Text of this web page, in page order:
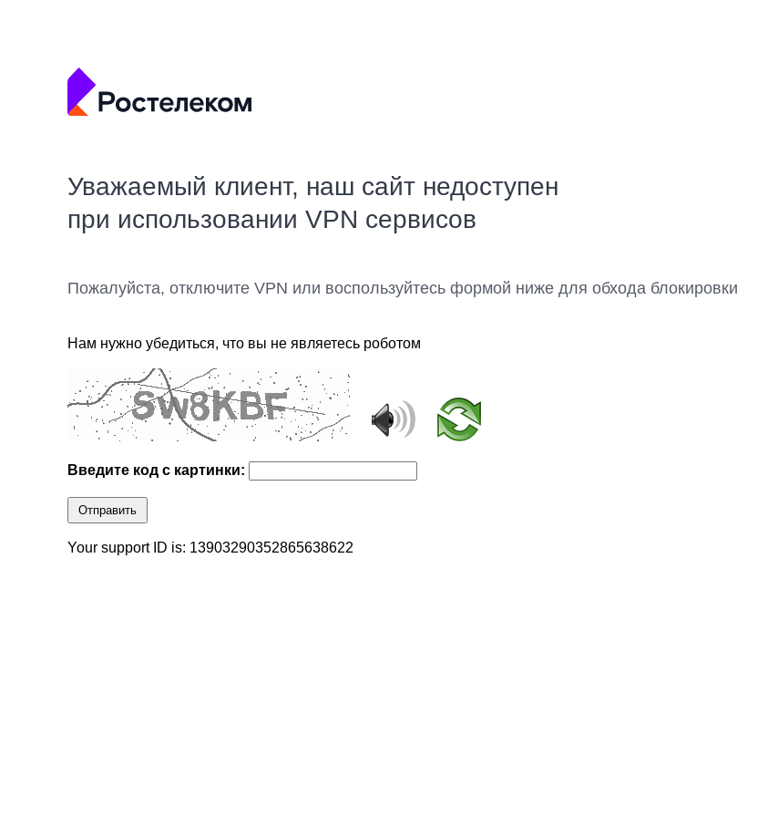
Уважаемый клиент, наш сайт недоступен
при использовании VPN сервисов
Пожалуйста, отключите VPN или воспользуйтесь формой ниже для обхода блокировки
Нам нужно убедиться, что вы не являетесь роботом
Введите код с картинки:
Отправить
Your support ID is: 13903290352865638622